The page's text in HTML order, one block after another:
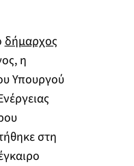
δήμαρχος
η
Υπουργού
στη